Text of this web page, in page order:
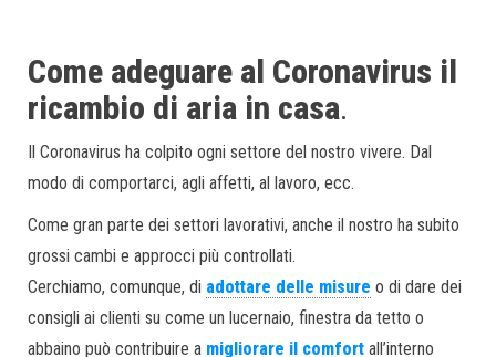
Come adeguare al Coronavirus il
ricambio di aria in casa.
Il Coronavirus ha colpito ogni settore del nostro vivere. Dal
modo di comportarci, agli affetti, al lavoro, ecc.
Come gran parte dei settori lavorativi, anche il nostro ha subito
grossi cambi e approcci più controllati.
Cerchiamo, comunque, di adottare delle misure o di dare dei
consigli ai clienti su come un lucernaio, finestra da tetto o
abbaino può contribuire a migliorare il comfort all’interno